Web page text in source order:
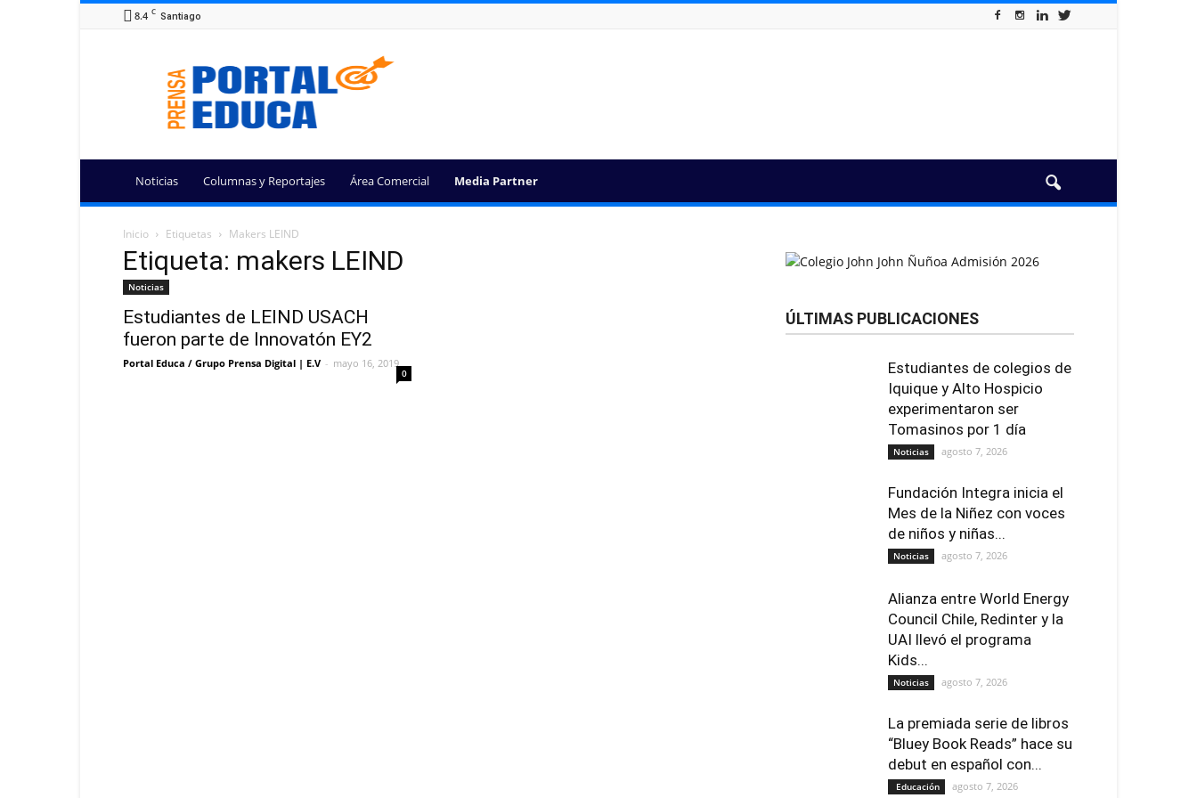
8.4 C Santiago
Portal
Educa
Noticias Columnas y Reportajes Área Comercial Media Partner
Inicio Etiquetas Makers LEIND
Etiqueta: makers LEIND
Noticias
Estudiantes de LEIND USACH
fueron parte de Innovatón EY2
Portal Educa / Grupo Prensa Digital | E.V - mayo 16, 2019
0
ÚLTIMAS PUBLICACIONES
Estudiantes de colegios de
Iquique y Alto Hospicio
experimentaron ser
Tomasinos por 1 día
Noticias agosto 7, 2026
Fundación Integra inicia el
Mes de la Niñez con voces
de niños y niñas...
Noticias agosto 7, 2026
Alianza entre World Energy
Council Chile, Redinter y la
UAI llevó el programa
Kids...
Noticias agosto 7, 2026
La premiada serie de libros
“Bluey Book Reads” hace su
debut en español con...
Educación agosto 7, 2026